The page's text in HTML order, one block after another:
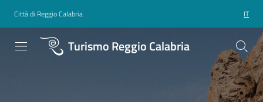
Città di Reggio Calabria IT
Turismo Reggio Calabria